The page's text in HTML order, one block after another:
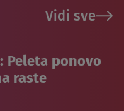
Vidi sve
Peleta ponovo
raste